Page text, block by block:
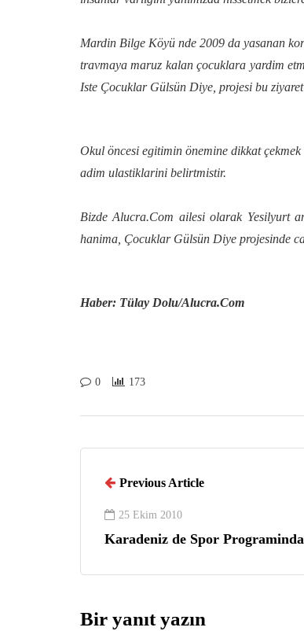
Mardin Bilge Köyü nde 2009 da yasanan
travmaya maruz kalan çocuklara yardim
Iste Çocuklar Gülsün Diye, projesi bu
Okul öncesi egitimin önemine dikkat
adim ulastiklarini belirtmistir.
Bizde Alucra.Com ailesi olarak Yesilyurt
hanima, Çocuklar Gülsün Diye projesinde
Haber: Tülay Dolu/Alucra.Com
0 173
Previous Article
25 Ekim 2010
Karadeniz de Spor
Bir yanıt yazın